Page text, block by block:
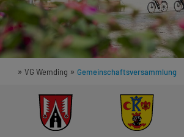
» VG Wemding » Gemeinschaftsversammlung